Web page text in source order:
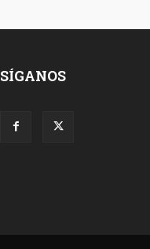
SÍGANOS